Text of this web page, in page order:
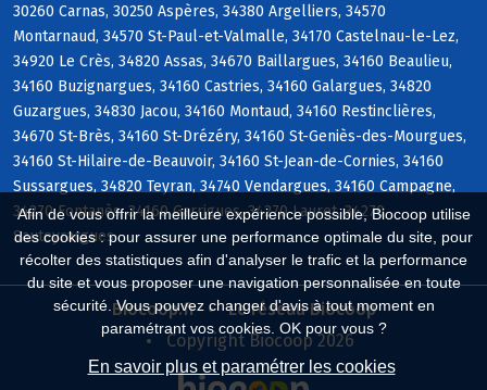
Afin de vous offrir la meilleure expérience possible, Biocoop utilise
des cookies : pour assurer une performance optimale du site, pour
récolter des statistiques afin d'analyser le trafic et la performance
du site et vous proposer une navigation personnalisée en toute
sécurité. Vous pouvez changer d'avis à tout moment en
paramétrant vos cookies. OK pour vous ?
En savoir plus et paramétrer les cookies
30260 Carnas, 30250 Aspères, 34380 Argelliers, 34570
Montarnaud, 34570 St-Paul-et-Valmalle, 34170 Castelnau-le-Lez,
34920 Le Crès, 34820 Assas, 34670 Baillargues, 34160 Beaulieu,
34160 Buzignargues, 34160 Castries, 34160 Galargues, 34820
Guzargues, 34830 Jacou, 34160 Montaud, 34160 Restinclières,
34670 St-Brès, 34160 St-Drézéry, 34160 St-Geniès-des-Mourgues,
34160 St-Hilaire-de-Beauvoir, 34160 St-Jean-de-Cornies, 34160
Sussargues, 34820 Teyran, 34740 Vendargues, 34160 Campagne,
34270 Fontanès, 34160 Garrigues, 34270 Lauret, 34270
Sauteyrargues
Biocoop.fr
Le réseau Biocoop
Copyright Biocoop 2026